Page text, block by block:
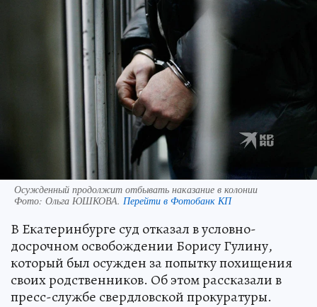
Осужденный продолжит отбывать наказание в колонии
Фото: Ольга ЮШКОВА. Перейти в Фотобанк КП
В Екатеринбурге суд отказал в условно-
досрочном освобождении Борису Гулину,
который был осужден за попытку похищения
своих родственников. Об этом рассказали в
пресс-службе свердловской прокуратуры.